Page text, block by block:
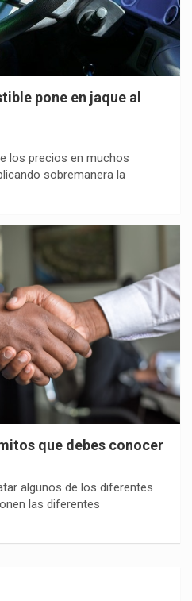
pone en jaque al
los precios en muchos
sobremanera la
que debes conocer
algunos de los diferentes
las diferentes